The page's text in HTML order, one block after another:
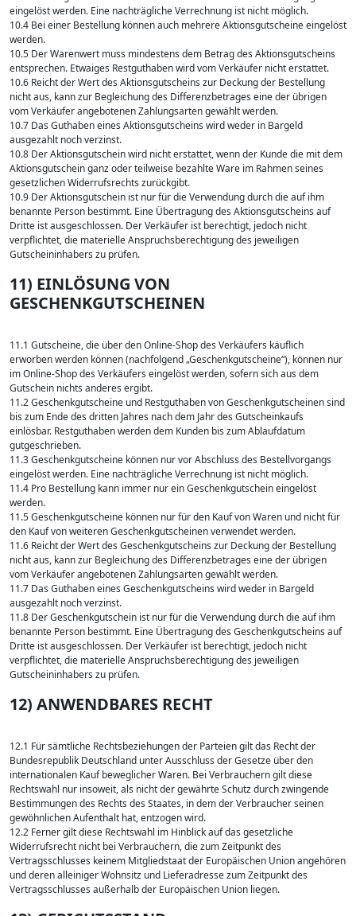
eingelöst werden. Eine nachträgliche Verrechnung ist nicht möglich.
10.4 Bei einer Bestellung können auch mehrere Aktionsgutscheine eingelöst
werden.
10.5 Der Warenwert muss mindestens dem Betrag des Aktionsgutscheins
entsprechen. Etwaiges Restguthaben wird vom Verkäufer nicht erstattet.
10.6 Reicht der Wert des Aktionsgutscheins zur Deckung der Bestellung
nicht aus, kann zur Begleichung des Differenzbetrages eine der übrigen
vom Verkäufer angebotenen Zahlungsarten gewählt werden.
10.7 Das Guthaben eines Aktionsgutscheins wird weder in Bargeld
ausgezahlt noch verzinst.
10.8 Der Aktionsgutschein wird nicht erstattet, wenn der Kunde die mit dem
Aktionsgutschein ganz oder teilweise bezahlte Ware im Rahmen seines
gesetzlichen Widerrufsrechts zurückgibt.
10.9 Der Aktionsgutschein ist nur für die Verwendung durch die auf ihm
benannte Person bestimmt. Eine Übertragung des Aktionsgutscheins auf
Dritte ist ausgeschlossen. Der Verkäufer ist berechtigt, jedoch nicht
verpflichtet, die materielle Anspruchsberechtigung des jeweiligen
Gutscheininhabers zu prüfen.
11) EINLÖSUNG VON
GESCHENKGUTSCHEINEN
11.1 Gutscheine, die über den Online-Shop des Verkäufers käuflich
erworben werden können (nachfolgend „Geschenkgutscheine“), können nur
im Online-Shop des Verkäufers eingelöst werden, sofern sich aus dem
Gutschein nichts anderes ergibt.
11.2 Geschenkgutscheine und Restguthaben von Geschenkgutscheinen sind
bis zum Ende des dritten Jahres nach dem Jahr des Gutscheinkaufs
einlösbar. Restguthaben werden dem Kunden bis zum Ablaufdatum
gutgeschrieben.
11.3 Geschenkgutscheine können nur vor Abschluss des Bestellvorgangs
eingelöst werden. Eine nachträgliche Verrechnung ist nicht möglich.
11.4 Pro Bestellung kann immer nur ein Geschenkgutschein eingelöst
werden.
11.5 Geschenkgutscheine können nur für den Kauf von Waren und nicht für
den Kauf von weiteren Geschenkgutscheinen verwendet werden.
11.6 Reicht der Wert des Geschenkgutscheins zur Deckung der Bestellung
nicht aus, kann zur Begleichung des Differenzbetrages eine der übrigen
vom Verkäufer angebotenen Zahlungsarten gewählt werden.
11.7 Das Guthaben eines Geschenkgutscheins wird weder in Bargeld
ausgezahlt noch verzinst.
11.8 Der Geschenkgutschein ist nur für die Verwendung durch die auf ihm
benannte Person bestimmt. Eine Übertragung des Geschenkgutscheins auf
Dritte ist ausgeschlossen. Der Verkäufer ist berechtigt, jedoch nicht
verpflichtet, die materielle Anspruchsberechtigung des jeweiligen
Gutscheininhabers zu prüfen.
12) ANWENDBARES RECHT
12.1 Für sämtliche Rechtsbeziehungen der Parteien gilt das Recht der
Bundesrepublik Deutschland unter Ausschluss der Gesetze über den
internationalen Kauf beweglicher Waren. Bei Verbrauchern gilt diese
Rechtswahl nur insoweit, als nicht der gewährte Schutz durch zwingende
Bestimmungen des Rechts des Staates, in dem der Verbraucher seinen
gewöhnlichen Aufenthalt hat, entzogen wird.
12.2 Ferner gilt diese Rechtswahl im Hinblick auf das gesetzliche
Widerrufsrecht nicht bei Verbrauchern, die zum Zeitpunkt des
Vertragsschlusses keinem Mitgliedstaat der Europäischen Union angehören
und deren alleiniger Wohnsitz und Lieferadresse zum Zeitpunkt des
Vertragsschlusses außerhalb der Europäischen Union liegen.